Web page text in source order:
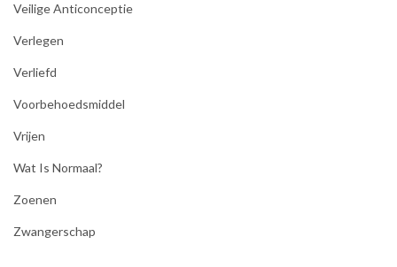
Veilige Anticonceptie
Verlegen
Verliefd
Voorbehoedsmiddel
Vrijen
Wat Is Normaal?
Zoenen
Zwangerschap